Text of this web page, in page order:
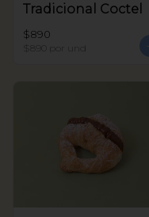
Tradicional Coctel
$890
$890 por und